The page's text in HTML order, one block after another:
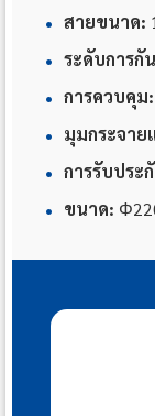
• สายขนาด:
• ระดับการกั
• การควบคุม:
• มุมกระจาย
• การรับประ
• ขนาด: